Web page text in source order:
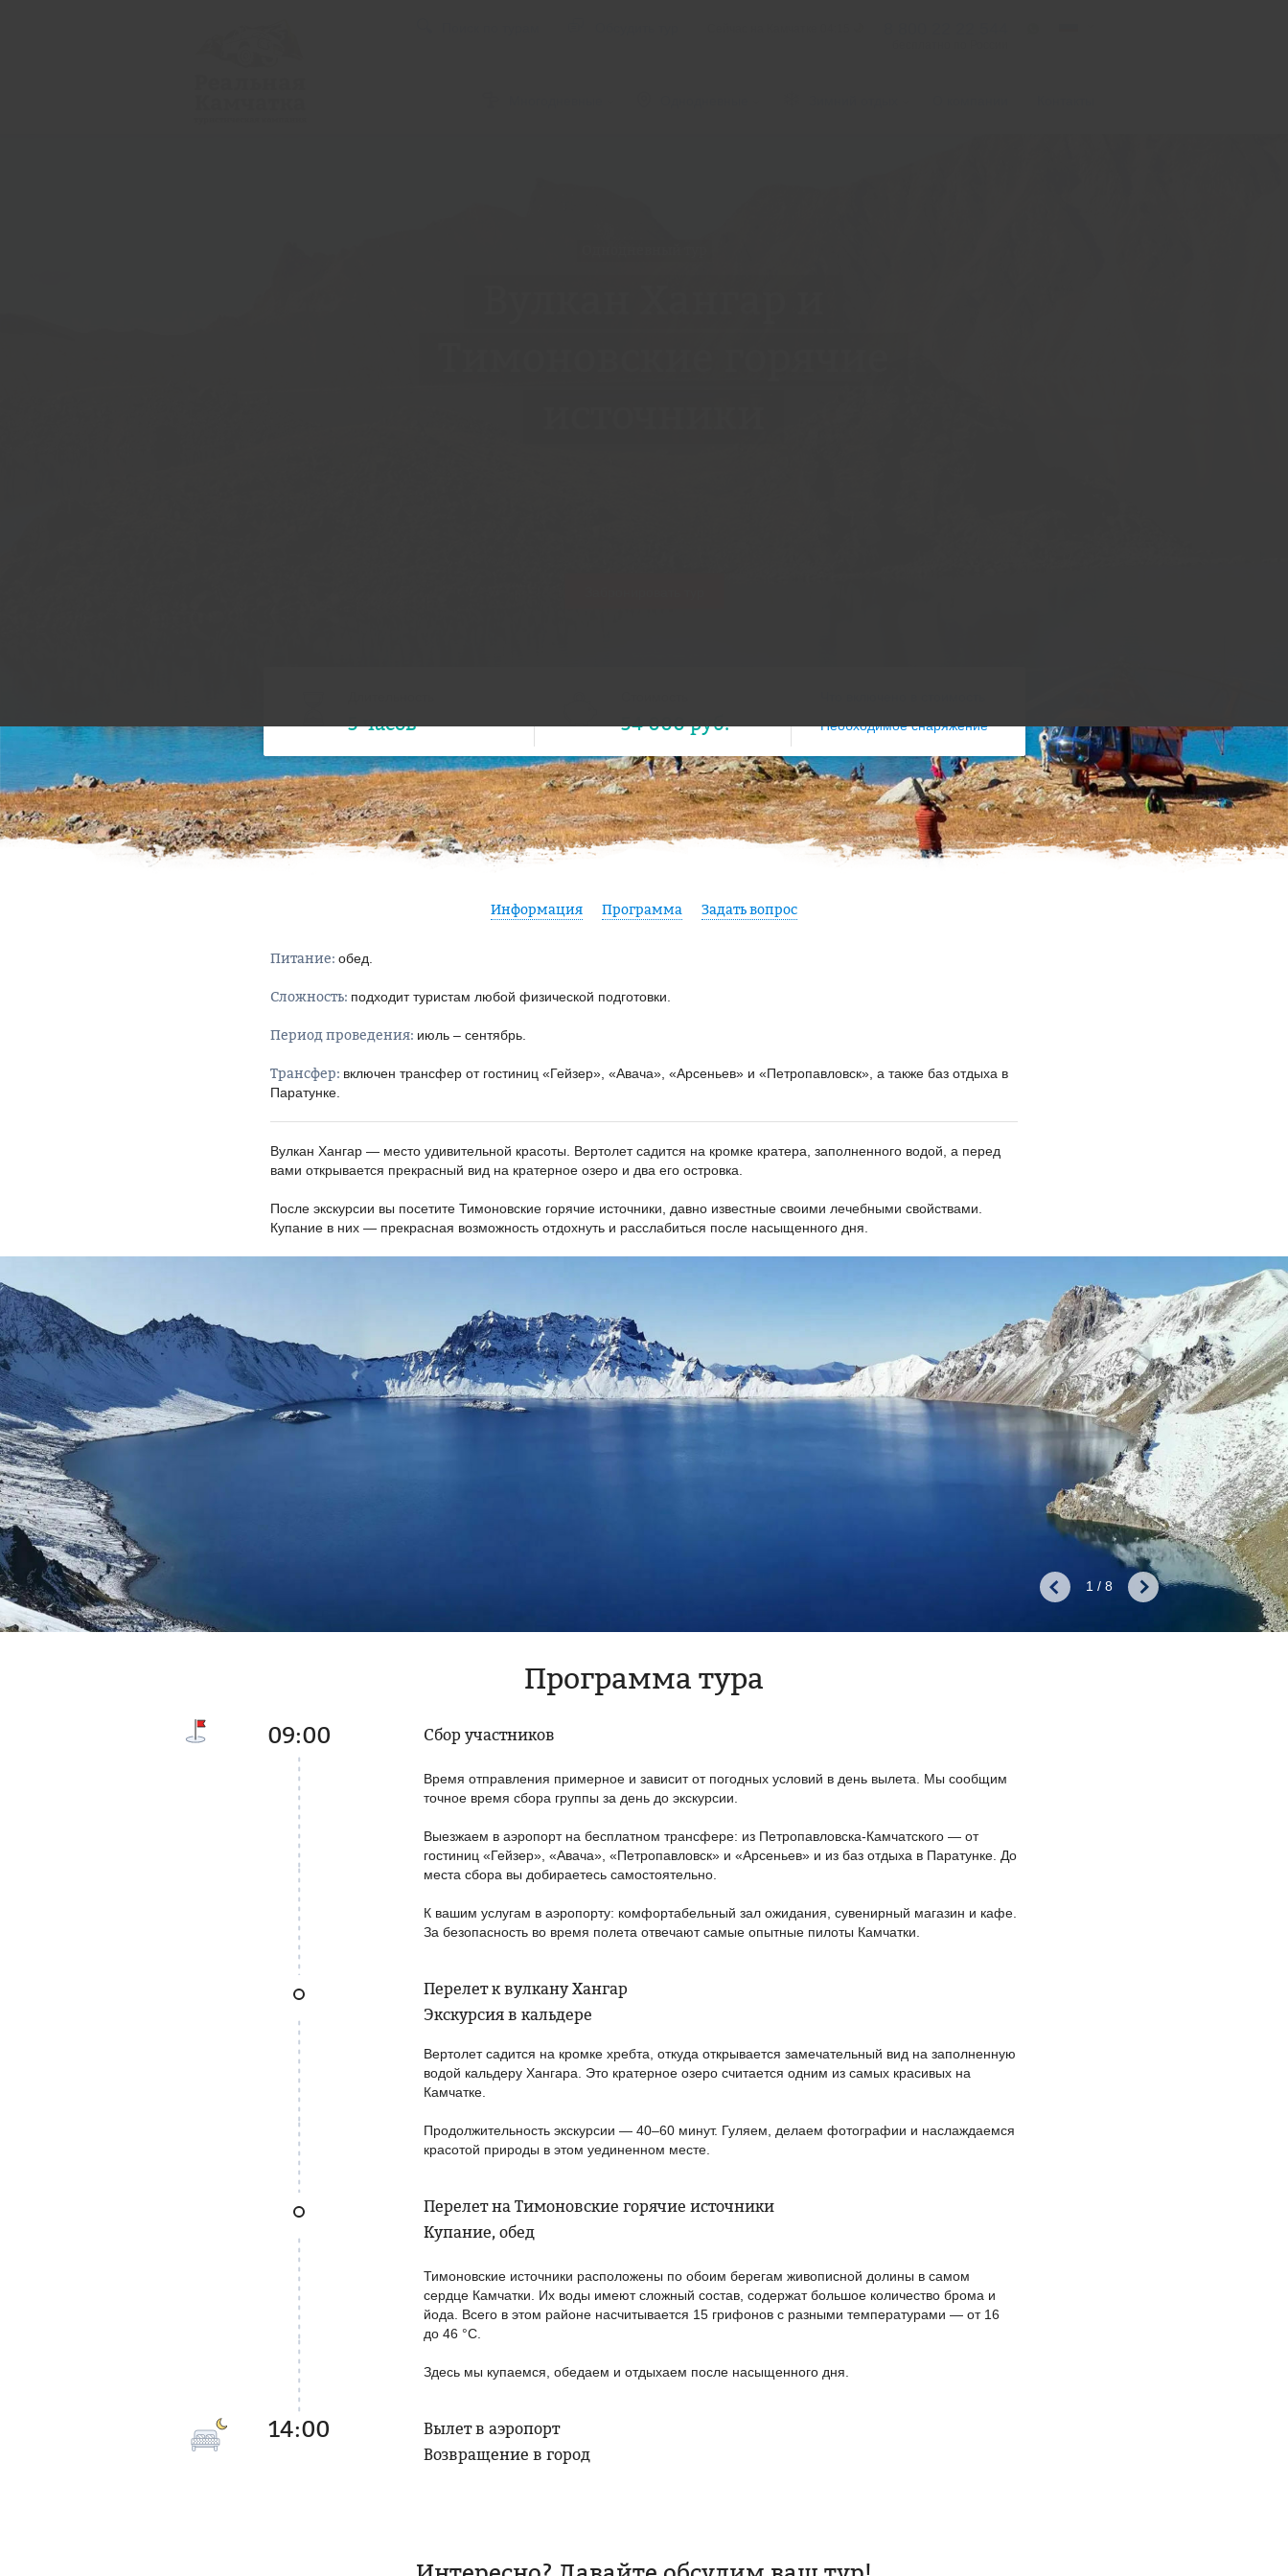
5 часов 54 000 руб.
Необходимое снаряжение
Информация Программа Задать вопрос
Питание: обед
Сложность: подходит туристам любой физической подготовки
Период проведения: июль – сентябрь
Трансфер: включен трансфер от гостиниц «Гейзер», «Авача», «Арсеньев» и «Петропавловск», а также баз отдыха в
Паратунке
Вулкан Хангар — место удивительной красоты. Вертолет садится на кромке кратера, заполненного водой, а перед
вами открывается прекрасный вид на кратерное озеро и два его островка.
После экскурсии вы посетите Тимоновские горячие источники, давно известные своими лечебными свойствами.
Купание в них — прекрасная возможность отдохнуть и расслабиться после насыщенного дня.
1 / 8
Программа тура
09:00 Сбор участников
Время отправления примерное и зависит от погодных условий в день вылета. Мы сообщим
точное время сбора группы за день до экскурсии.
Выезжаем в аэропорт на бесплатном трансфере: из Петропавловска-Камчатского — от
гостиниц «Гейзер», «Авача», «Петропавловск» и «Арсеньев» и из баз отдыха в Паратунке. До
места сбора вы добираетесь самостоятельно.
К вашим услугам в аэропорту: комфортабельный зал ожидания, сувенирный магазин и кафе.
За безопасность во время полета отвечают самые опытные пилоты Камчатки.
Перелет к вулкану Хангар
Экскурсия в кальдере
Вертолет садится на кромке хребта, откуда открывается замечательный вид на заполненную
водой кальдеру Хангара. Это кратерное озеро считается одним из самых красивых на
Камчатке.
Продолжительность экскурсии — 40–60 минут. Гуляем, делаем фотографии и наслаждаемся
красотой природы в этом уединенном месте.
Перелет на Тимоновские горячие источники
Купание, обед
Тимоновские источники расположены по обоим берегам живописной долины в самом
сердце Камчатки. Их воды имеют сложный состав, содержат большое количество брома и
йода. Всего в этом районе насчитывается 15 грифонов с разными температурами — от 16
до 46 °С.
Здесь мы купаемся, обедаем и отдыхаем после насыщенного дня.
14:00
Вылет в аэропорт
Возвращение в город